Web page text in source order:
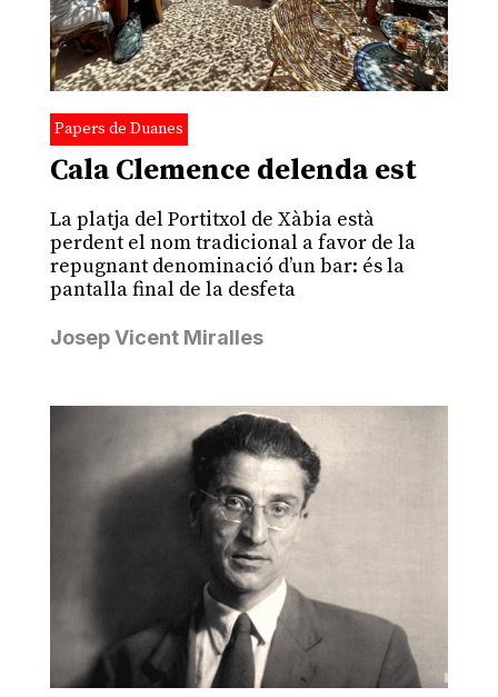
Papers de Duanes
Cala Clemence delenda est
La platja del Portitxol de Xàbia està
perdent el nom tradicional a favor de la
repugnant denominació d’un bar: és la
pantalla final de la desfeta
Josep Vicent Miralles